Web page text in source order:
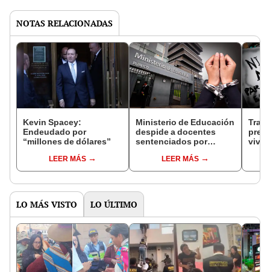
NOTAS RELACIONADAS
Kevin Spacey:
Endeudado por
“millones de dólares”
LEER MÁS
Ministerio de Educación
despide a docentes
sentenciados por
sexual, secuestro y
homicidio
LEER MÁS
LO MÁS VISTO LO ÚLTIMO